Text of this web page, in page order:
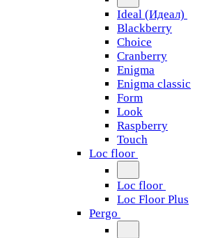
Ideal (Идеал)
Blackberry
Choice
Cranberry
Enigma
Enigma classic
Form
Look
Raspberry
Touch
Loc floor
Loc floor
Loc Floor Plus
Pergo